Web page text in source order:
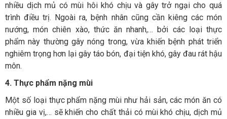
nhiều dịch mủ có mùi hôi khó chịu và gây trở ngại cho quá
trình điều trị. Ngoài ra, bệnh nhân cũng cần kiêng các món
nướng, món chiên xào, thức ăn nhanh,… bởi các loại thực
phẩm này thường gây nóng trong, vừa khiến bệnh phát triển
nghiêm trọng hơn lại gây táo bón, đại tiện khó, gây đau rát hậu
môn.
4. Thực phẩm nặng mùi
Một số loại thực phẩm nặng mùi như hải sản, các món ăn có
nhiều gia vị,… sẽ khiến cho chất thải có mùi khó chịu, dịch mủ